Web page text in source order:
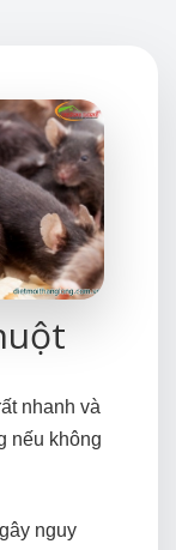
nhanh và
nếu không
nguy